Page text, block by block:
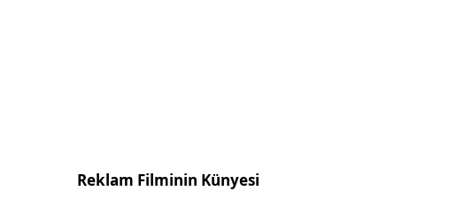
Reklam Filminin Künyesi